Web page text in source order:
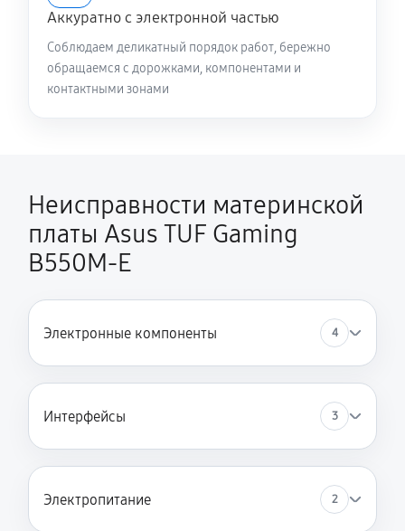
Аккуратно с электронной частью
Соблюдаем деликатный порядок работ, бережно
обращаемся с дорожками, компонентами и
контактными зонами
Неисправности материнской
платы Asus TUF Gaming
B550M-E
Электронные компоненты 4
Интерфейсы 3
Электропитание 2